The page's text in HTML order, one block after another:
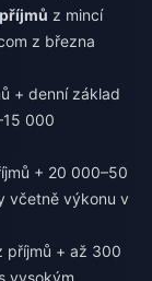
z mincí
z března
+ denní základ
000
+ 20 000–50
včetně výkonu v
+ až 300
vysokým